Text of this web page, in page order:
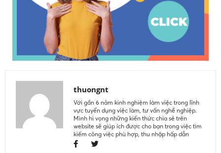
thuongnt
Với gần 6 năm kinh nghiệm làm việc trong lĩnh
vực tuyển dụng việc làm, tư vấn nghề nghiệp.
Mình hi vọng những kiến thức chia sẻ trên
website sẽ giúp ích được cho bạn trong việc tìm
kiếm công việc phù hợp, thu nhập hấp dẫn